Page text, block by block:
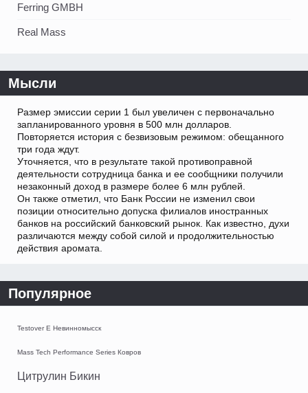
Ferring GMBH
Real Mass
Мысли
Размер эмиссии серии 1 был увеличен с первоначально
запланированного уровня в 500 млн долларов.
Повторяется история с безвизовым режимом: обещанного
три года ждут.
Уточняется, что в результате такой противоправной
деятельности сотрудница банка и ее сообщники получили
незаконный доход в размере более 6 млн рублей.
Он также отметил, что Банк России не изменил свои
позиции относительно допуска филиалов иностранных
банков на российский банковский рынок. Как известно, духи
различаются между собой силой и продолжительностью
действия аромата.
Популярное
Testover E Невинномысск
Mass Tech Performance Series Ковров
Цитрулин Бикин